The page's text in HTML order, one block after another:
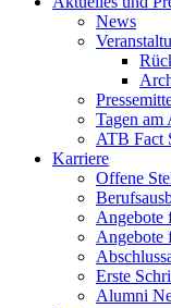
News
Tagen am
ATB Fact
Karriere
Offene
Angebote
Angebote
Erste
Alumni